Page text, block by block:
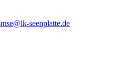
seenplatte.de